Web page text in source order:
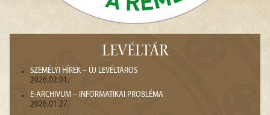
LEVÉLTÁR
SZEMÉLYI HÍREK – ÚJ LEVÉLTÁROS
2026.02.01.
E-ARCHIVUM – INFORMATIKAI PROBLÉMA
2026.01.27.